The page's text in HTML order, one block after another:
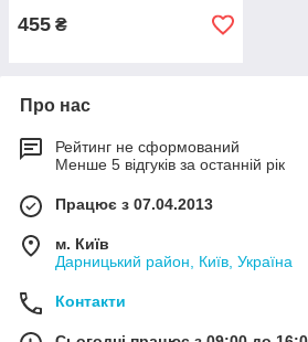
455 ₴
Про нас
Рейтинг не сформований
Менше 5 відгуків за останній рік
Працює з 07.04.2013
м. Київ
Дарницький район, Київ, Україна
Контакти